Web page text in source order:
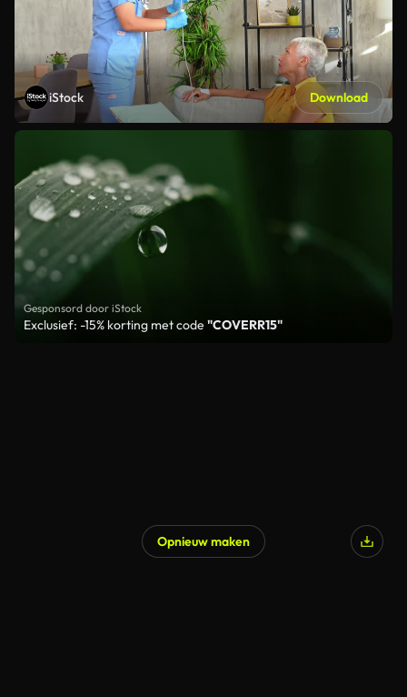
iStock Download
Gesponsord door iStock
Exclusief: -15% korting met code "COVERR15"
Opnieuw maken